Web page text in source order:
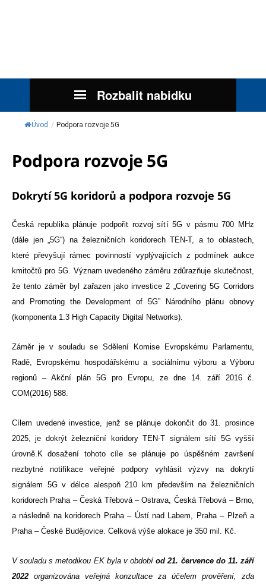
Rozbalit nabidku
Úvod / Podpora rozvoje 5G
Podpora rozvoje 5G
Dokrytí 5G koridorů a podpora rozvoje 5G
Česká republika plánuje podpořit rozvoj sítí 5G v pásmu 700 MHz
(dále jen „5G“) na železničních koridorech TEN-T, a to oblastech,
které převyšují rámec povinností vyplývajících z podmínek aukce
kmitočtů pro 5G. Význam uvedeného záměru zdůrazňuje skutečnost,
že tento záměr byl zařazen jako investice 2 „Covering 5G Corridors
and Promoting the Development of 5G” Národního plánu obnovy
(komponenta 1.3 High Capacity Digital Networks).
Záměr je v souladu se Sdělení Komise Evropskému Parlamentu,
Radě, Evropskému hospodářskému a sociálnímu výboru a Výboru
regionů – Akční plán 5G pro Evropu, ze dne 14. září 2016 č.
COM(2016) 588.
Cílem uvedené investice, jenž se plánuje dokončit do 31. prosince
2025, je dokrýt železniční koridory TEN-T signálem sítí 5G vyšší
úrovně. K dosažení tohoto cíle se plánuje po úspěšném završení
nezbytné notifikace veřejné podpory vyhlásit výzvy na dokrytí
signálem 5G v délce alespoň 210 km především na železničních
koridorech Praha – Česká Třebová – Ostrava, Česká Třebová – Brno,
a následně na koridorech Praha – Ústí nad Labem, Praha – Plzeň a
Praha – České Budějovice. Celková výše alokace je 350 mil. Kč.
V souladu s metodikou EK byla v obdobíod 21. července do 11. září
2022 organizována veřejná konzultace za účelem prověření, zda